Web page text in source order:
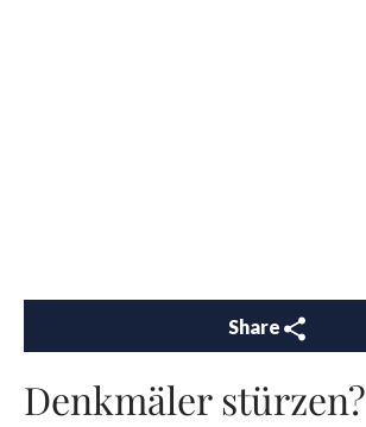
Share
Denkmäler stürzen?